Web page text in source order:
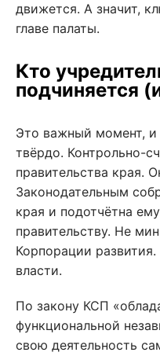
движется. А значит,
главе палаты.
Кто
подчиняется
Это важный момент, и
твёрдо. Контрольно-
правительства края.
Законодательным
края и подотчётна
правительству. Не
Корпорации
власти.
По закону КСП
функциональной
свою деятельность